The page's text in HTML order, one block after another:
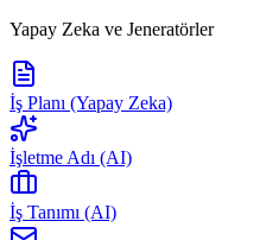
Yapay Zeka ve Jeneratörler
İş Planı (Yapay Zeka)
İşletme Adı (AI)
İş Tanımı (AI)